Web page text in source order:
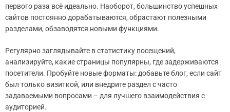
первого раза всё идеально. Наоборот, большинство успешных
сайтов постоянно дорабатываются, обрастают полезными
разделами, обзаводятся новыми функциями.
Регулярно заглядывайте в статистику посещений,
анализируйте, какие страницы популярны, где задерживаются
посетители. Пробуйте новые форматы: добавьте блог, если сайт
был только визиткой, или внедрите раздел с часто
задаваемыми вопросами – для лучшего взаимодействия с
аудиторией.